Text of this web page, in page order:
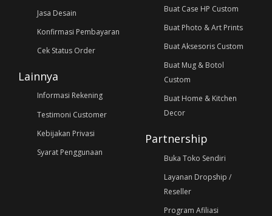
Jasa Desain
Konfirmasi Pembayaran
Cek Status Order
Lainnya
Informasi Rekening
Testimoni Customer
Kebijakan Privasi
Syarat Penggunaan
Buat Case HP Custom
Buat Photo & Art Prints
Buat Aksesoris Custom
Buat Mug & Botol
Custom
Buat Home & Kitchen
Decor
Partnership
Buka Toko Sendiri
Layanan Dropship /
Reseller
Program Afiliasi